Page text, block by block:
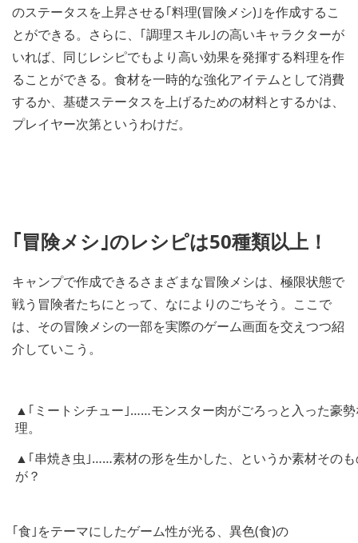
のステータスを上昇させる｢料理(冒険メシ)｣を作成するこ
とができる。さらに、｢調理スキル｣の高いキャラクターが
いれば、同じレシピでもより高い効果を発揮する料理を作
ることができる。食材を一時的な強化アイテムとして消費
するか、基礎ステータスを上げるための材料とするかは、
プレイヤー次第というわけだ。
｢冒険メシ｣のレシピは50種類以上！
キャンプで作成できるさまざまな冒険メシは、極限状態で
戦う冒険者たちにとって、なによりのごちそう。ここで
は、その冒険メシの一部を実際のゲーム画面を交えつつ紹
介していこう。
▲｢ミートシチュー｣……モンスター肉がごろっと入った豪
理。
▲｢串焼き虫｣……素材の形を生かした、というか素材その
が？
｢食｣をテーマにしたゲーム性が光る、異色(食)の